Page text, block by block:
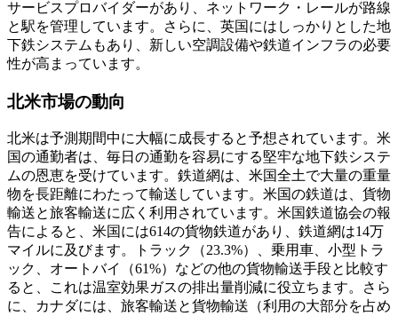
サービスプロバイダーがあり、ネットワーク・レールが路線
と駅を管理しています。さらに、英国にはしっかりとした地
下鉄システムもあり、新しい空調設備や鉄道インフラの必要
性が高まっています。
北米市場の動向
北米は予測期間中に大幅に成長すると予想されています。米
国の通勤者は、毎日の通勤を容易にする堅牢な地下鉄システ
ムの恩恵を受けています。鉄道網は、米国全土で大量の重量
物を長距離にわたって輸送しています。米国の鉄道は、貨物
輸送と旅客輸送に広く利用されています。米国鉄道協会の報
告によると、米国には614の貨物鉄道があり、鉄道網は14万
マイルに及びます。トラック（23.3%）、乗用車、小型トラ
ック、オートバイ（61%）などの他の貨物輸送手段と比較す
ると、これは温室効果ガスの排出量削減に役立ちます。さら
に、カナダには、旅客輸送と貨物輸送（利用の大部分を占め